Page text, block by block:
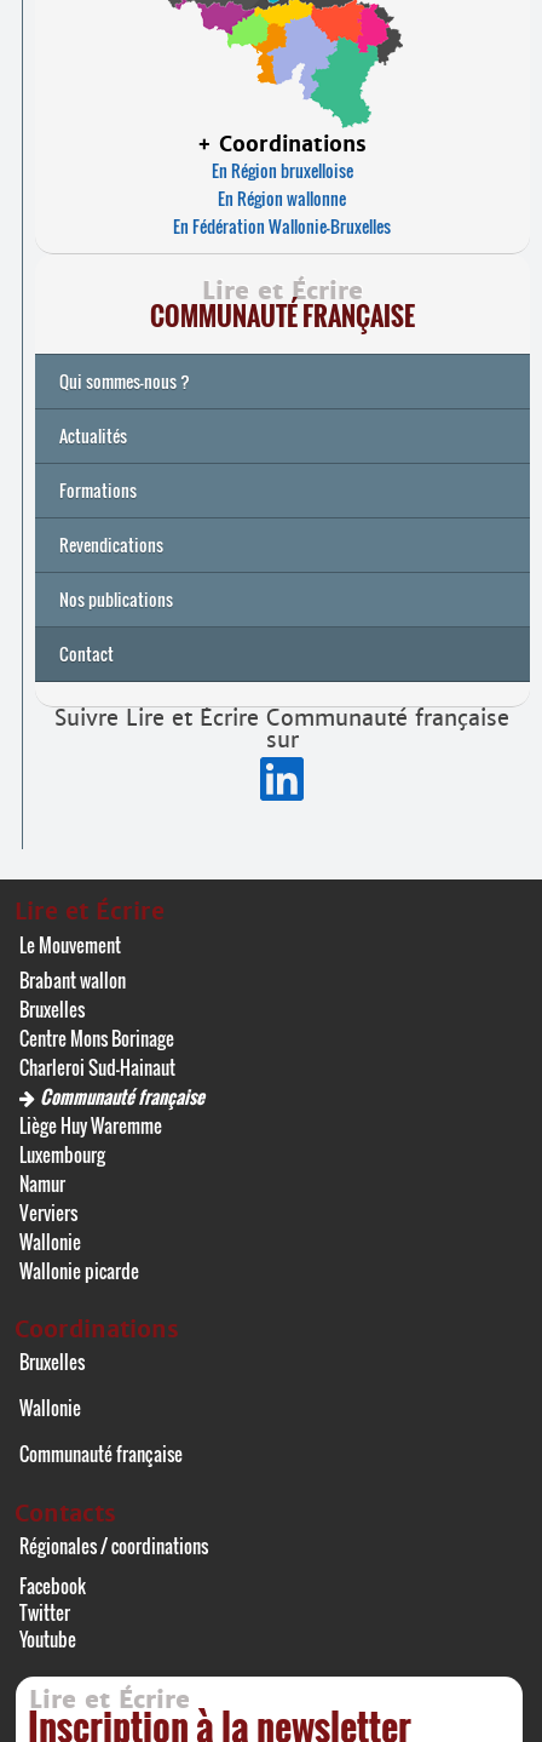
+ Coordinations
En Région bruxelloise
En Région wallonne
En Fédération Wallonie-Bruxelles
Lire et Écrire
COMMUNAUTÉ FRANÇAISE
Qui sommes-nous ?
Actualités
Formations
Archives
Université de printemps 2026
Revendications
Nos publications
Contact
Suivre Lire et Écrire Communauté française
sur
Lire et Écrire
Le Mouvement
Brabant wallon
Bruxelles
Centre Mons Borinage
Charleroi Sud-Hainaut
Communauté française
Liège Huy Waremme
Luxembourg
Namur
Verviers
Wallonie
Wallonie picarde
Coordinations
Bruxelles
Wallonie
Communauté française
Contacts
Régionales / coordinations
Facebook
Twitter
Youtube
Lire et Écrire
Inscription à la newsletter